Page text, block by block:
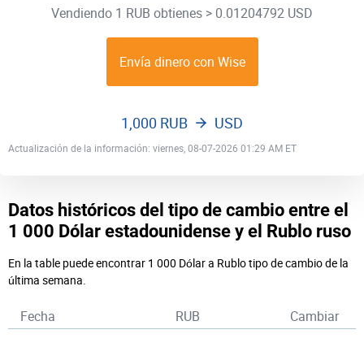
Vendiendo 1 RUB obtienes > 0.01204792 USD
Envía dinero con Wise
Actualización de la información: viernes, 08-07-2026 01:29 AM ET
1,000 RUB USD
Datos históricos del tipo de cambio entre el
1 000 Dólar estadounidense y el Rublo ruso
En la table puede encontrar 1 000 Dólar a Rublo tipo de cambio de la
última semana.
Fecha RUB Cambiar